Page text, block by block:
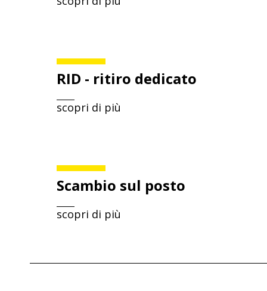
RID - ritiro dedicato
scopri di più
Scambio sul posto
scopri di più